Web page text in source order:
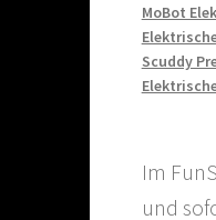
MoBot
Scuddy
Im
und